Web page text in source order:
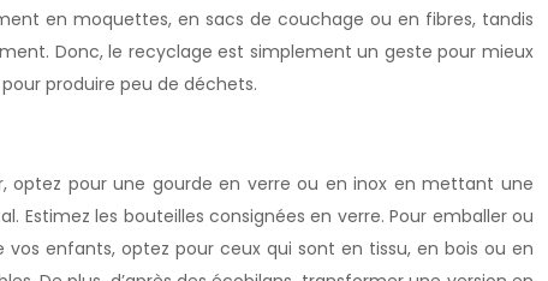
en moquettes, en sacs de couchage ou en fibres, tandis
Donc, le recyclage est simplement un geste pour mieux
produire peu de déchets.
optez pour une gourde en verre ou en inox en mettant une
Estimez les bouteilles consignées en verre. Pour emballer ou
enfants, optez pour ceux qui sont en tissu, en bois ou en